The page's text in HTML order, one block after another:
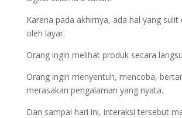
Karena pada akhirnya, ada hal yang sulit
oleh layar.
Orang ingin melihat produk secara
Orang ingin menyentuh, mencoba,
merasakan pengalaman yang nyata.
Dan sampai hari ini, interaksi tersebut